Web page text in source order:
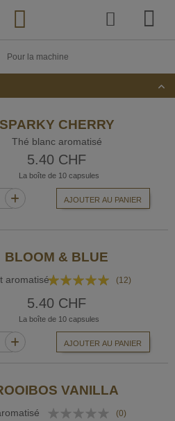
Pour la machine
SPARKY CHERRY
Thé blanc aromatisé
5.40 CHF
La boîte de 10 capsules
AJOUTER AU PANIER
BLOOM & BLUE
aromatiséRating:
97%
(12)
5.40 CHF
La boîte de 10 capsules
AJOUTER AU PANIER
VANILLA
Rating:
(0)